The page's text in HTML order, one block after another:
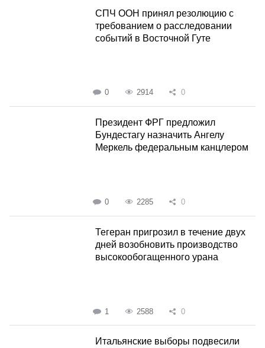
СПЧ ООН принял резолюцию с
требованием о расследовании
событий в Восточной Гуте
0 2914 0
Президент ФРГ предложил
Бундестагу назначить Ангелу
Меркель федеральным канцлером
0 2285 0
Тегеран пригрозил в течение двух
дней возобновить производство
высокообогащенного урана
1 2588 0
Итальянские выборы подвесили